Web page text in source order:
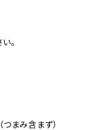
。
まみ含まず）